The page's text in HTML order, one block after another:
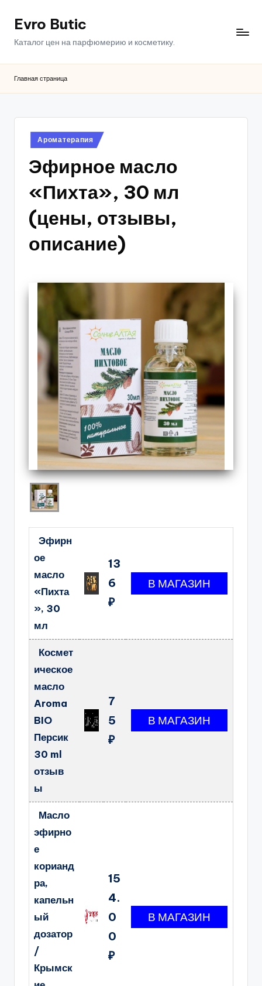
ПерейтиEvro Butic
Каталог цен на парфюмерию и косметику.
Главная страница
Опубликовано
в
Ароматерапия
Эфирное масло
«Пихта», 30 мл
(цены, отзывы,
описание)
Эфирн
ое
масло
«Пихта
», 30
мл
13
6
₽
Космет
ическое
масло
Aroma
BIO
Персик
30 ml
отзыв
ы
7
5
₽
Масло
эфирно
е
корианд
ра,
капельн
ый
дозатор
/
Крымск
15
4.
0
0
₽